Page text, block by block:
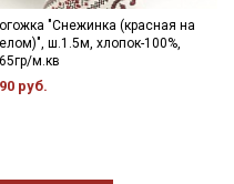
"Снежинка (красная на
ш.1.5м, хлопок-100%,
м.кв
руб.